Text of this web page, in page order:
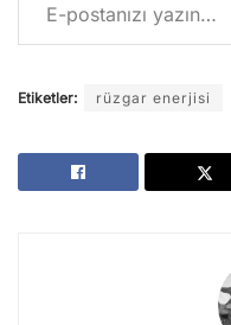
Etiketler: rüzgar enerjisi